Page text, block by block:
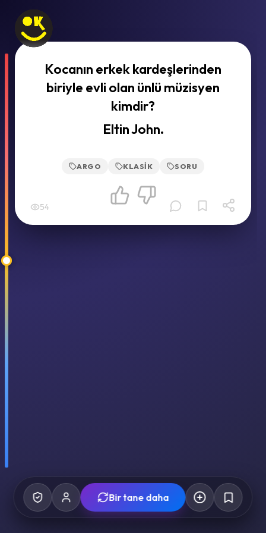
Kocanın erkek kardeşlerinden
biriyle evli olan ünlü müzisyen
kimdir?
Eltin John.
ARGO KLASIK SORU
54
Bir tane daha